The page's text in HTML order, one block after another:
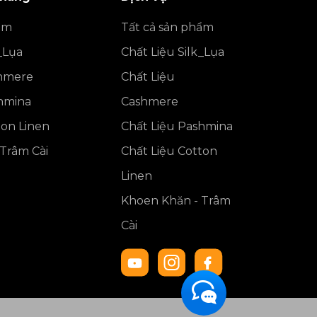
Linen
Cài
Tất cả sản phẩm
Chất Liệu Silk_Lụa
Chất Liệu
Cashmere
Chất Liệu Pashmina
Chất Liệu Cotton
Linen
Khoen Khăn - Trâm
Cài